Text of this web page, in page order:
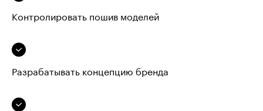
Контролировать пошив моделей
Разрабатывать концепцию бренда